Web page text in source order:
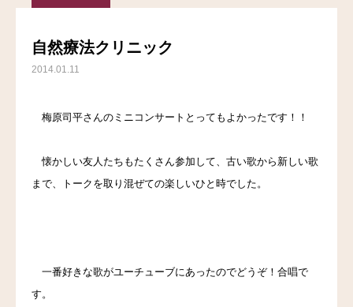
自然療法クリニック
2014.01.11
梅原司平さんのミニコンサートとってもよかったです！！
懐かしい友人たちもたくさん参加して、古い歌から新しい歌
まで、トークを取り混ぜての楽しいひと時でした。
一番好きな歌がユーチューブにあったのでどうぞ！合唱で
す。
当院について
スタッフ紹介
アクセス